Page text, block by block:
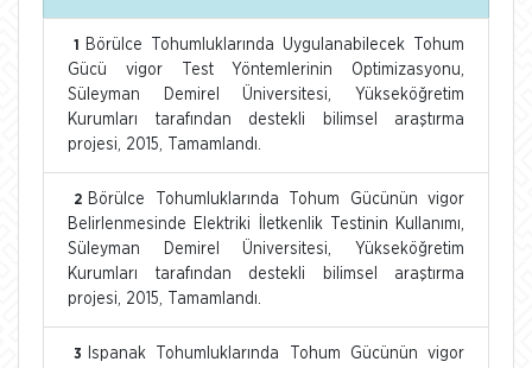
1
Börülce Tohumluklarında Uygulanabilecek Tohum
Gücü vigor Test Yöntemlerinin Optimizasyonu,
Süleyman Demirel Üniversitesi, Yükseköğretim
Kurumları tarafından destekli bilimsel araştırma
projesi, 2015, Tamamlandı.
2 Börülce Tohumluklarında Tohum Gücünün vigor
Belirlenmesinde Elektriki İletkenlik Testinin Kullanımı,
Süleyman Demirel Üniversitesi, Yükseköğretim
Kurumları tarafından destekli bilimsel araştırma
projesi, 2015, Tamamlandı.
3
Ispanak Tohumluklarında Tohum Gücünün vigor